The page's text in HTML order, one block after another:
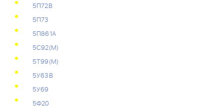
5П72В
5П73
5П861А
5С92(М)
5Т99(М)
5У63В
5У69
5Ф20